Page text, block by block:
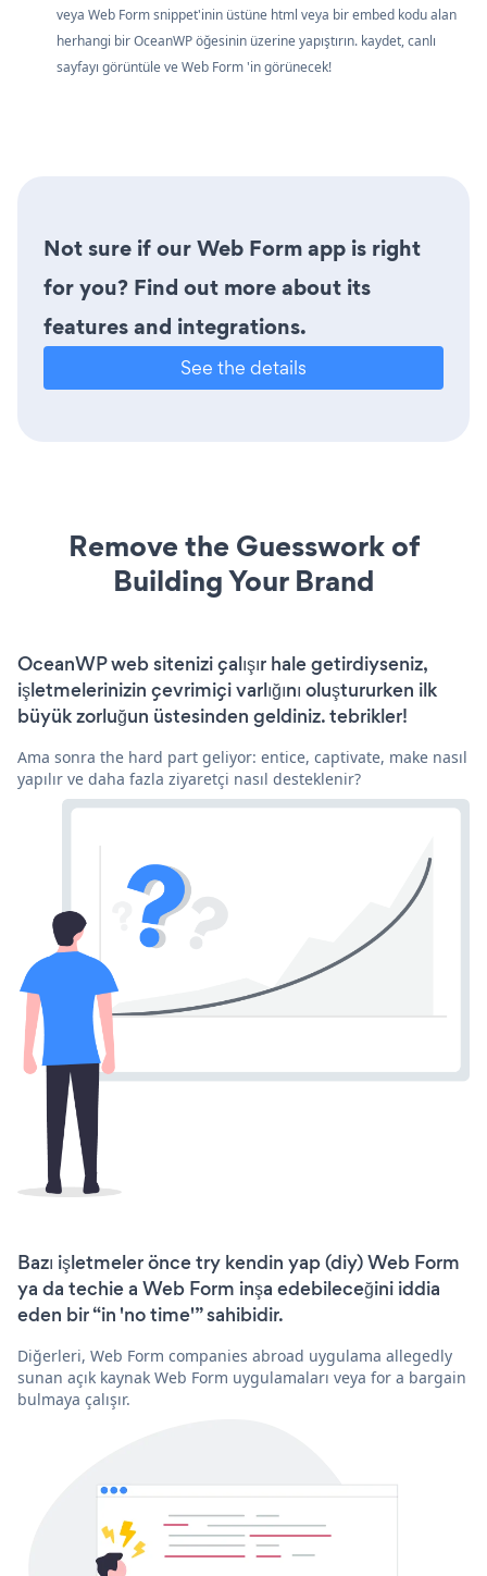
veya Web Form snippet'inin üstüne html veya bir embed kodu alan
herhangi bir OceanWP öğesinin üzerine yapıştırın. kaydet, canlı
sayfayı görüntüle ve Web Form 'in görünecek!
Not sure if our Web Form app is right
for you? Find out more about its
features and integrations.
See the details
Remove the Guesswork of
Building Your Brand
OceanWP web sitenizi çalışır hale getirdiyseniz,
işletmelerinizin çevrimiçi varlığını oluştururken ilk
büyük zorluğun üstesinden geldiniz. tebrikler!
Ama sonra the hard part geliyor: entice, captivate, make nasıl
yapılır ve daha fazla ziyaretçi nasıl desteklenir?
Bazı işletmeler önce try kendin yap (diy) Web Form
ya da techie a Web Form inşa edebileceğini iddia
eden bir “in 'no time'” sahibidir.
Diğerleri, Web Form companies abroad uygulama allegedly
sunan açık kaynak Web Form uygulamaları veya for a bargain
bulmaya çalışır.